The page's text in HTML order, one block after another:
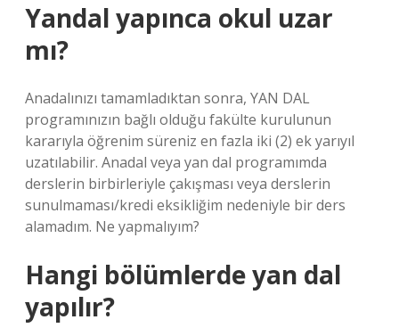
Yandal yapınca okul uzar
mı?
Anadalınızı tamamladıktan sonra, YAN DAL
programınızın bağlı olduğu fakülte kurulunun
kararıyla öğrenim süreniz en fazla iki (2) ek yarıyıl
uzatılabilir. Anadal veya yan dal programımda
derslerin birbirleriyle çakışması veya derslerin
sunulmaması/kredi eksikliğim nedeniyle bir ders
alamadım. Ne yapmalıyım?
Hangi bölümlerde yan dal
yapılır?